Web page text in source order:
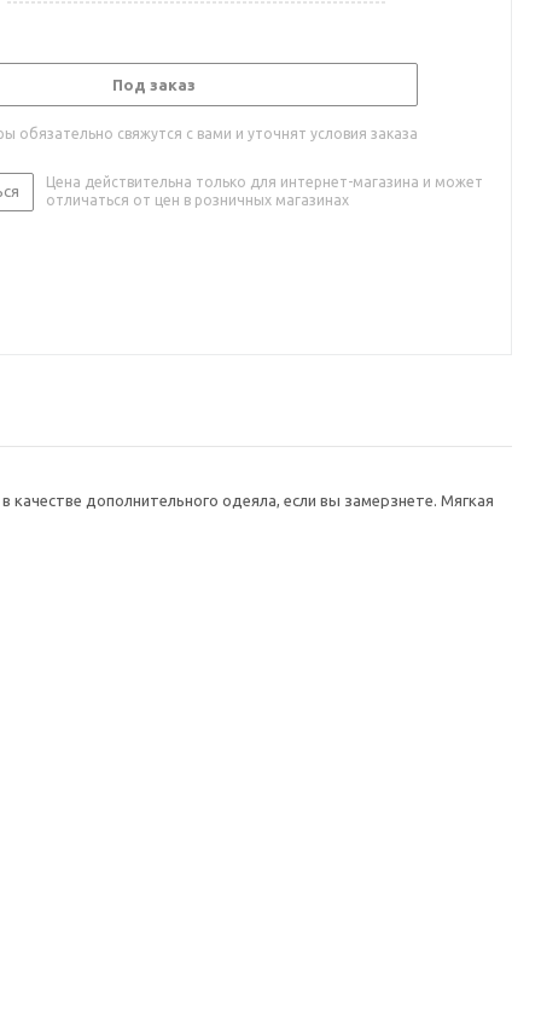
Под заказ
обязательно свяжутся с вами и уточнят условия заказа
Цена действительна только для интернет-магазина и может
отличаться от цен в розничных магазинах
дополнительного одеяла, если вы замерзнете. Мягкая